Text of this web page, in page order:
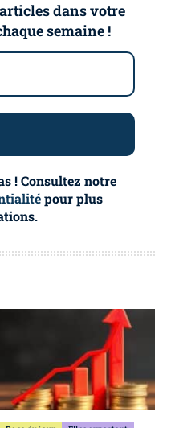
dans votre
semaine !
! Consultez notre
pour plus